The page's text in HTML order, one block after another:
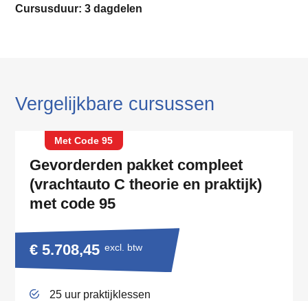
Cursusduur: 3 dagdelen
Vergelijkbare cursussen
Met Code 95
Gevorderden pakket compleet
(vrachtauto C theorie en praktijk)
met code 95
€ 5.708,45 excl. btw
25 uur praktijklessen